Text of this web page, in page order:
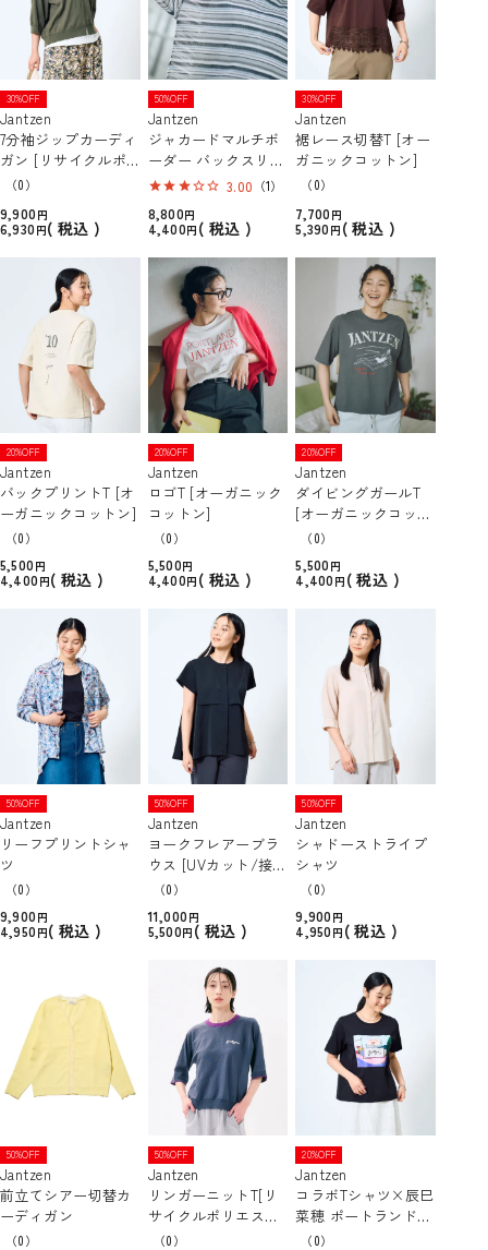
30%OFF
Jantzen
7分袖ジップカーディ
ガン [リサイクルポ
リエステル]
（0）
9,900
6,930
税込
50%OFF
Jantzen
ジャカードマルチボ
ーダー バックスリッ
トT
3.00 （1）
8,800
4,400
税込
30%OFF
Jantzen
裾レース切替T [オー
ガニックコットン]
（0）
7,700
5,390
税込
20%OFF
Jantzen
バックプリントT [オ
ーガニックコットン]
（0）
5,500
4,400
税込
20%OFF
Jantzen
ロゴT [オーガニック
コットン]
（0）
5,500
4,400
税込
20%OFF
Jantzen
ダイビングガールT
[オーガニックコット
ン]
（0）
5,500
4,400
税込
50%OFF
Jantzen
リーフプリントシャ
ツ
（0）
9,900
4,950
税込
50%OFF
Jantzen
ヨークフレアーブラ
ウス [UVカット/接触
冷感]
（0）
11,000
5,500
税込
50%OFF
Jantzen
シャドーストライプ
シャツ
（0）
9,900
4,950
税込
50%OFF
Jantzen
前立てシアー切替カ
ーディガン
（0）
50%OFF
Jantzen
リンガーニットT[リ
サイクルポリエステ
ル/ウォッシャブル]
（0）
20%OFF
Jantzen
コラボTシャツ×辰巳
菜穂 ポートランドフ
ロントプリントT [吸
（0）